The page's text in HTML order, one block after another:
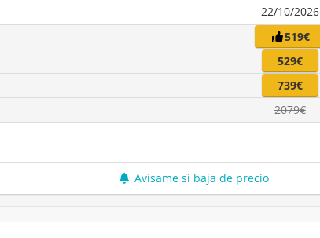
22/10/2026
519€
529€
739€
2079€
Avísame si baja de precio